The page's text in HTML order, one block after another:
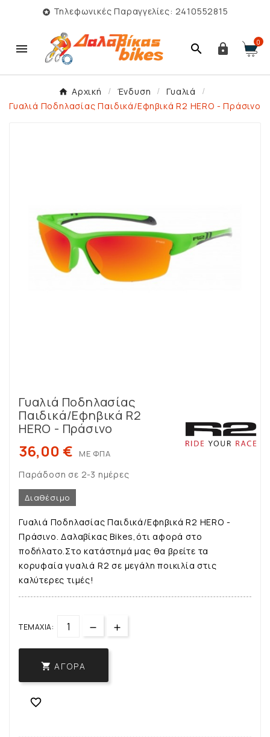
 Τηλεφωνικές Παραγγελίες: 2410552815
   0
Αρχική Ένδυση
Γυαλιά
Γυαλιά Ποδηλασίας Παιδικά/Εφηβικά R2 HERO - Πράσινο
Γυαλιά Ποδηλασίας
Παιδικά/Εφηβικά R2
HERO - Πράσινο
36,00 € ΜΕ ΦΠΑ
Παράδοση σε 2-3 ημέρες
Διαθέσιμο
Γυαλιά Ποδηλασίας Παιδικά/Εφηβικά R2 HERO -
Πράσινο. Δαλαβίκας Bikes,ότι αφορά στο
ποδήλατο.Στο κατάστημά μας θα βρείτε τα
κορυφαία γυαλιά R2 σε μεγάλη ποικιλία στις
καλύτερες τιμές!
ΤΕΜΆΧΙΑ:
 ΑΓΟΡΆ
